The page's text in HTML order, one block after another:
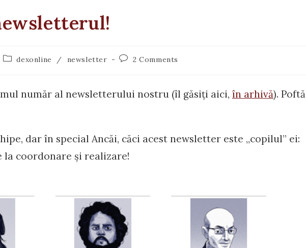
Postdexonline / newsletter
Post2 Comments
număr al newsletterului nostru (îl găsiți aici, în arhivă). Poftă
dar în special Ancăi, căci acest newsletter este „copilul” ei:
la coordonare și realizare!